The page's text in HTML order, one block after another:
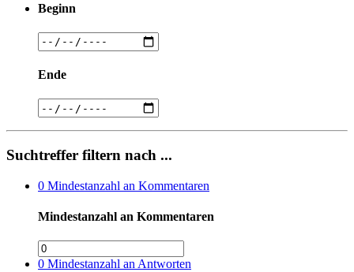
Beginn
Ende
Suchtreffer filtern nach ...
0 Mindestanzahl an Kommentaren
Mindestanzahl an Kommentaren
0 Mindestanzahl an Antworten